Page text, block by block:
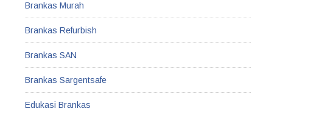
Brankas Murah
Brankas Refurbish
Brankas SAN
Brankas Sargentsafe
Edukasi Brankas